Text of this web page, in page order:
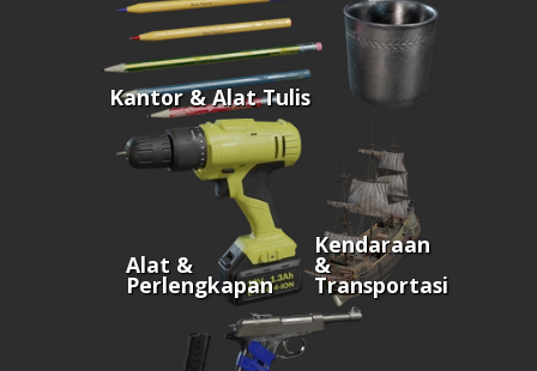
Kantor & Alat Tulis
Alat &
Perlengkapan
Kendaraan
&
Transportasi